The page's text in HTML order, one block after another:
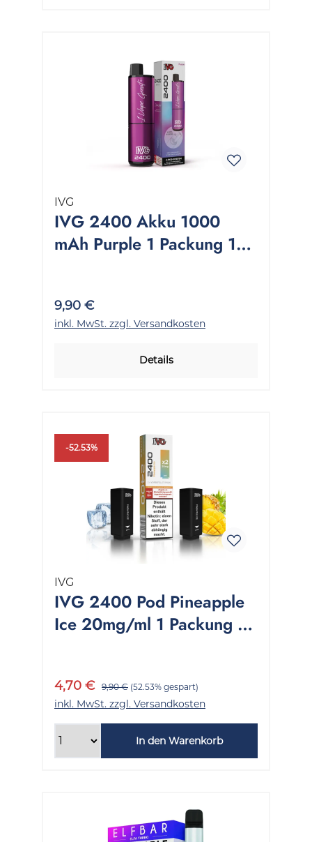
IVG
IVG 2400 Akku 1000
mAh Purple 1 Packung 1
9,90 €
inkl. MwSt. zzgl. Versandkosten
Details
-52.53%
IVG
IVG 2400 Pod Pineapple
Ice 20mg/ml 1 Packung 2
4,70 € 9,90 € (52.53% gespart)
inkl. MwSt. zzgl. Versandkosten
In den Warenkorb